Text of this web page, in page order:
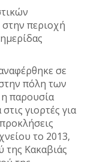
περιοχή
σε
πόλη των
παρουσία
γιορτές για
το 2013,
της Κακαβιάς